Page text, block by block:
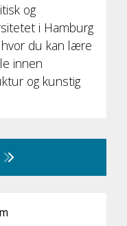
og
i Hamburg
du kan lære
innen
og kunstig